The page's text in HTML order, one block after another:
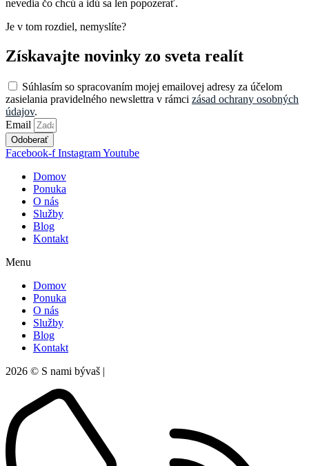
nevedia čo chcú a idú sa len popozerať.
Je v tom rozdiel, nemyslíte?
Získavajte novinky zo sveta realít
Súhlasím so spracovaním mojej emailovej adresy za účelom
zasielania pravidelného newslettra v rámci zásad ochrany osobných
údajov.
Email
Odoberať
Facebook-f InstagramYoutube
Domov
Ponuka
O nás
Služby
Blog
Kontakt
Menu
Domov
Ponuka
O nás
Služby
Blog
Kontakt
2026 © S nami bývaš |